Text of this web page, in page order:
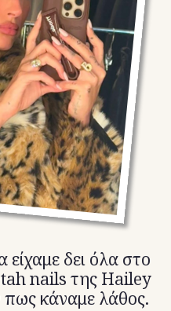
είχαμε δει όλα στο
nails της Hailey
πως κάναμε λάθος.